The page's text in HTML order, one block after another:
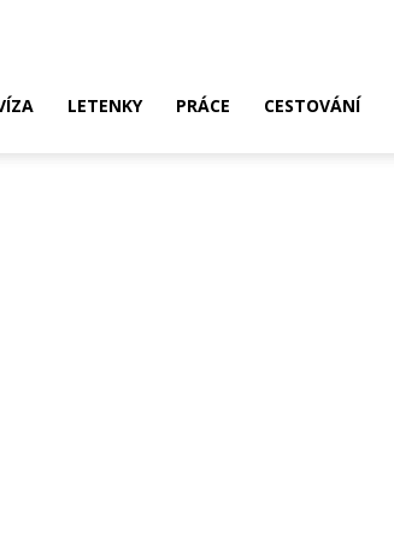
LETENKY PRÁCE CESTOVÁNÍ